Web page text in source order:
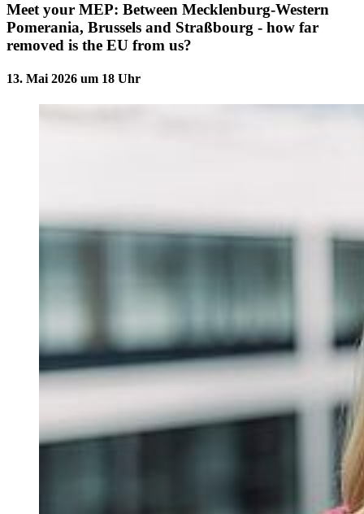
Meet your MEP: Between Mecklenburg-Western
Pomerania, Brussels and Straßbourg - how far
removed is the EU from us?
13. Mai 2026 um 18 Uhr